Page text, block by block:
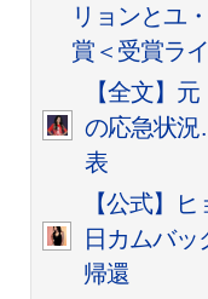
リョンとユ
賞＜受賞ラ
【全文】
の応急状
表
【公式】
日カムバ
帰還